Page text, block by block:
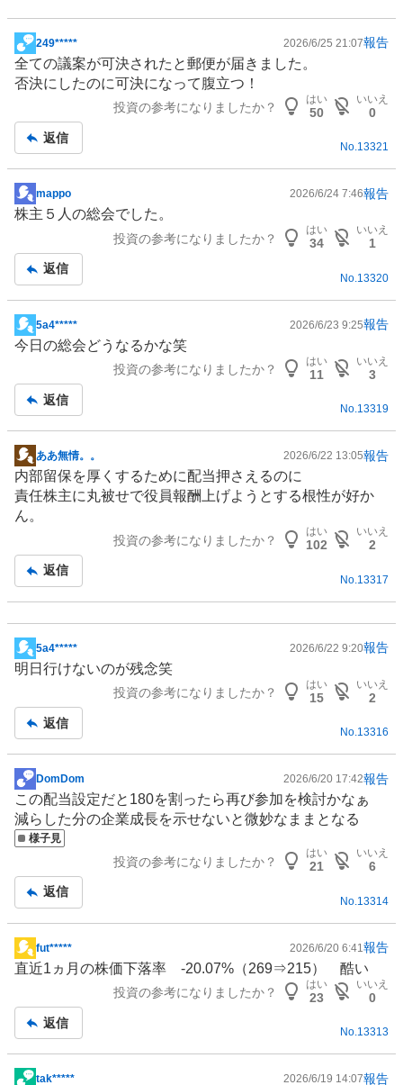
掲
示
板
249***** 2026/6/25 21:07報告
全ての議案が可決されたと郵便が届きました。
否決にしたのに可決になって腹立つ！
投資の参考になりましたか？
はい
50
いいえ
0
返信
No.13321
掲
示
事
mappo 2026/6/24 7:46報告
株主５人の総会でした。
投資の参考になりましたか？
はい
34
いいえ
1
返信
No. 13320
掲
示
事
5a4***** 2026/6/23 9:25報告
今日の総会どうなるかな笑
投資の参考になりましたか？
はい
11
いいえ
3
返信
No.13319
掲
示
板
記
ああ無情。。 2026/6/22 13:05報告
内部留保を厚くするために配当押さえるのに
責任株主に丸被せで役員報酬上げようとする根性が好か
ん。
投資の参考になりましたか？
はい
102
いいえ
2
返信
No. 13317
掲
示
事
5a4***** 2026/6/22 9:20報告
明日行けないのが残念笑
投資の参考になりましたか？
はい
15
いいえ
2
返信
No.13316
掲
示
板
記
DomDom 2026/6/20 17:42報告
この配当設定だと180を割ったら再び参加を検討かなぁ
減らした分の企業成長を示せないと微妙なままとなる
様子見
投資の参考になりましたか？
はい
21
いいえ
6
返信
No. 13314
掲
示
事
fut***** 2026/6/20 6:41 報告
直近1ヵ月の株価下落率 -20.07%（269⇒215） 酷い
投資の参考になりましたか？
はい
23
いいえ
0
返信
No.13313
tak***** 2026/6/19 14:07報告